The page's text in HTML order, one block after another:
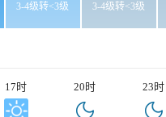
3-4级转<3级 3-4级转<3级
17时 20时 23时